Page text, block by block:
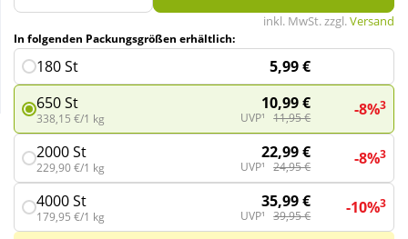
Tierbedarf
Wellness
inkl. MwSt. zzgl.Versand
In folgenden Packungsgrößen erhältlich:
180 St
5,99 €
650 St
338,15 €/1 kg
10,99 €
UVP¹ 11,95 € -8%3
2000 St
229,90 €/1 kg
22,99 €
UVP¹ 24,95 € -8%3
4000 St
179,95 €/1 kg
35,99 €
UVP¹ 39,95 € -10%3